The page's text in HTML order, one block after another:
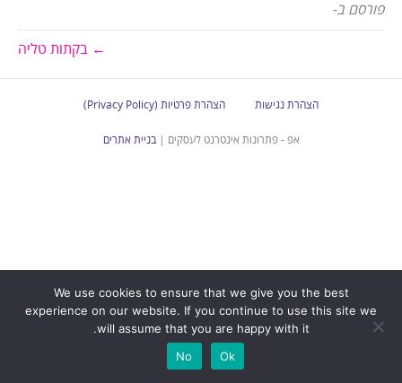
פורסם ב-
← בקתות טליה
הצהרת נגישות הצהרת פרטיות (Privacy Policy)
אפ - פתרונות אינטרנט לעסקים |בניית אתרים
We use cookies to ensure that we give you the best
experience on our website. If you continue to use this site we
will assume that you are happy with it.
Ok
No